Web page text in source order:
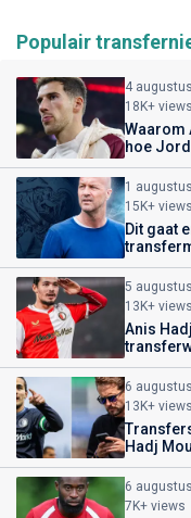
Populair
4 augustus
18K+ views
Waarom
hoe
1 augustus
15K+ views
Dit gaat
5 augustus
13K+ views
Anis
6 augustus
13K+ views
Hadj
6 augustus
7K+ views